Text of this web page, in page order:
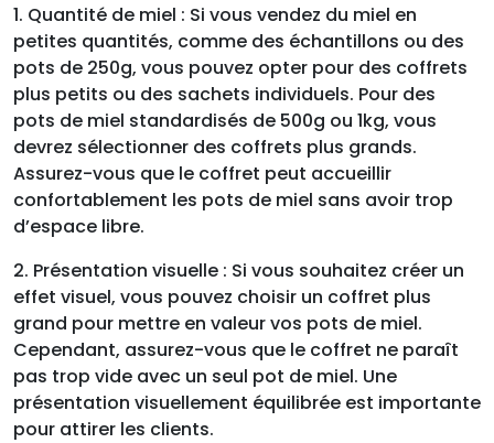
1. Quantité de miel : Si vous vendez du miel en
petites quantités, comme des échantillons ou des
pots de 250g, vous pouvez opter pour des coffrets
plus petits ou des sachets individuels. Pour des
pots de miel standardisés de 500g ou 1kg, vous
devrez sélectionner des coffrets plus grands.
Assurez-vous que le coffret peut accueillir
confortablement les pots de miel sans avoir trop
d’espace libre.
2. Présentation visuelle : Si vous souhaitez créer un
effet visuel, vous pouvez choisir un coffret plus
grand pour mettre en valeur vos pots de miel.
Cependant, assurez-vous que le coffret ne paraît
pas trop vide avec un seul pot de miel. Une
présentation visuellement équilibrée est importante
pour attirer les clients.